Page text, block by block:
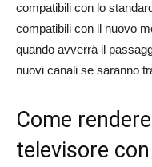
compatibili con lo
compatibili con il nuovo
quando avverrà il
nuovi canali se saranno
Come
televisore